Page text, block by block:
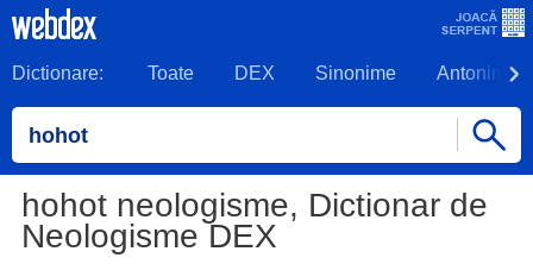
Dictionare: Toate DEX Sinonime Antonime
hohot neologisme, Dictionar de
Neologisme DEX